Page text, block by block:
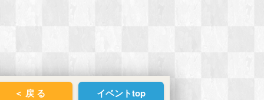
イベントtop
＜ 戻 る